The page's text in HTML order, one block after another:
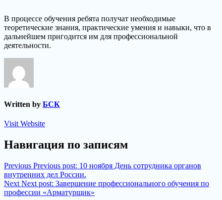
В процессе обучения ребята получат необходимые
теоретические знания, практические умения и навыки, что в
дальнейшем пригодится им для профессиональной
деятельности.
Written by БСК
Visit Website
Навигация по записям
Previous Previous post: 10 ноября День сотрудника органов
внутренних дел России.
Next Next post: Завершение профессионального обучения по
профессии «Арматурщик»